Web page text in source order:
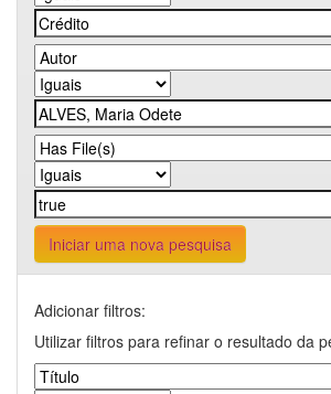
Iniciar uma nova pesquisa
Adicionar filtros:
Utilizar filtros para refinar o resultado da